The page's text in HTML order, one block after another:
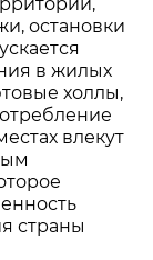
остановки
в жилых
холлы,
влекут
страны